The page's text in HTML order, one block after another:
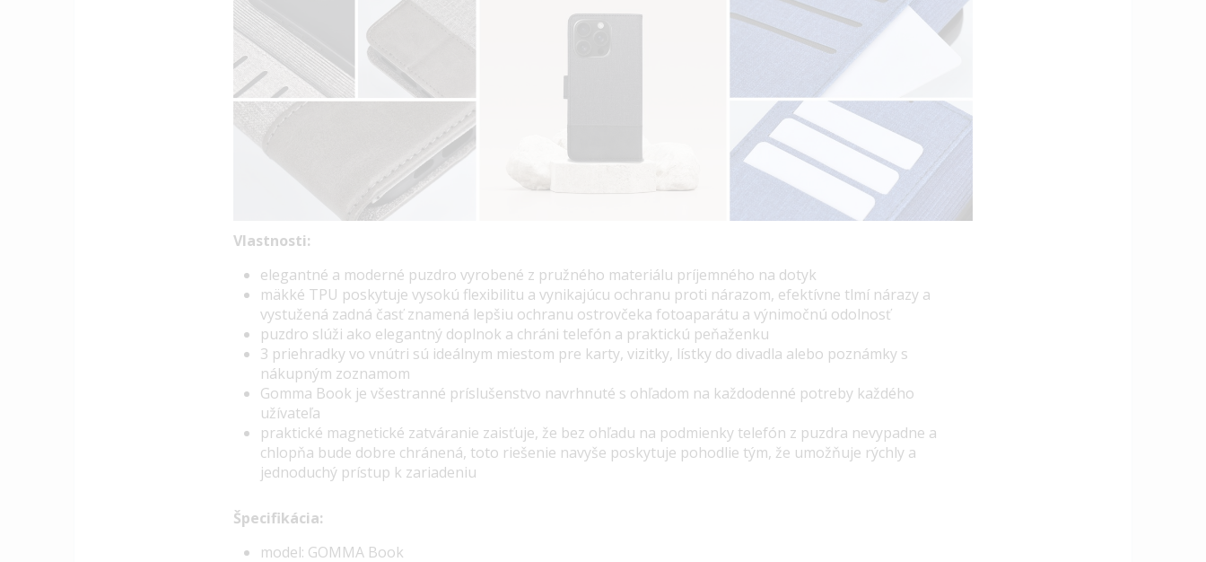
Vlastnosti:
elegantné a moderné puzdro vyrobené z pružného materiálu príjemného na dotyk
mäkké TPU poskytuje vysokú flexibilitu a vynikajúcu ochranu proti nárazom, efektívne tlmí nárazy a
vystužená zadná časť znamená lepšiu ochranu ostrovčeka fotoaparátu a výnimočnú odolnosť
puzdro slúži ako elegantný doplnok a chráni telefón a praktickú peňaženku
3 priehradky vo vnútri sú ideálnym miestom pre karty, vizitky, lístky do divadla alebo poznámky s
nákupným zoznamom
Gomma Book je všestranné príslušenstvo navrhnuté s ohľadom na každodenné potreby každého
užívateľa
praktické magnetické zatváranie zaisťuje, že bez ohľadu na podmienky telefón z puzdra nevypadne a
chlopňa bude dobre chránená, toto riešenie navyše poskytuje pohodlie tým, že umožňuje rýchly a
jednoduchý prístup k zariadeniu
Špecifikácia:
model: GOMMA Book